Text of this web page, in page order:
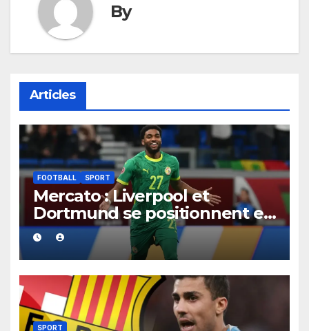
By
Articles
FOOTBALL SPORT
Mercato : Liverpool et
Dortmund se positionnent en
favoris pour recruter Ibrahim
Mbaye
SPORT